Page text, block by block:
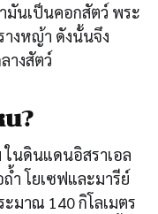
มันเป็นคอกสัตว์ พระ
งหญ้า ดังนั้นจึง
างสัตว์
น?
ในดินแดนอิสราเอล
ำ โยเซฟและมารีย์
มาณ 140 กิโลเมตร